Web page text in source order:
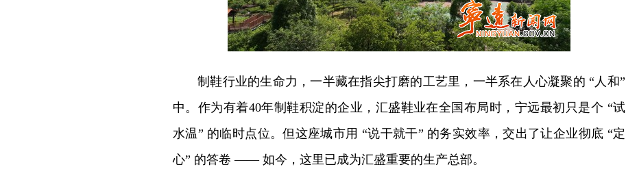
制鞋行业的生命力，一半藏在指尖打磨的工艺里，一半系在人心凝聚的 “人和”
中。作为有着40年制鞋积淀的企业，汇盛鞋业在全国布局时，宁远最初只是个 “试
水温” 的临时点位。但这座城市用 “说干就干” 的务实效率，交出了让企业彻底 “定
心” 的答卷 —— 如今，这里已成为汇盛重要的生产总部。